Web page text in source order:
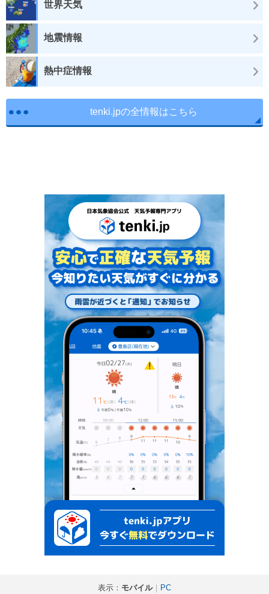
世界天気
地震情報
熱中症情報
tenki.jpの全情報はこちら
表示： モバイル｜ PC